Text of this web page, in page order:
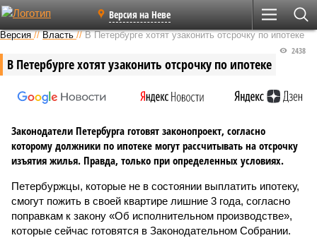
Версия на Неве
Версия //Власть //В Петербурге хотят узаконить отсрочку по ипотеке
В Петербурге хотят узаконить отсрочку по ипотеке
2438
Законодатели Петербурга готовят законопроект, согласно
которому должники по ипотеке могут рассчитывать на отсрочку
изъятия жилья. Правда, только при определенных условиях.
Петербуржцы, которые не в состоянии выплатить ипотеку,
смогут пожить в своей квартире лишние 3 года, согласно
поправкам к закону «Об исполнительном производстве»,
которые сейчас готовятся в Законодательном Собрании.